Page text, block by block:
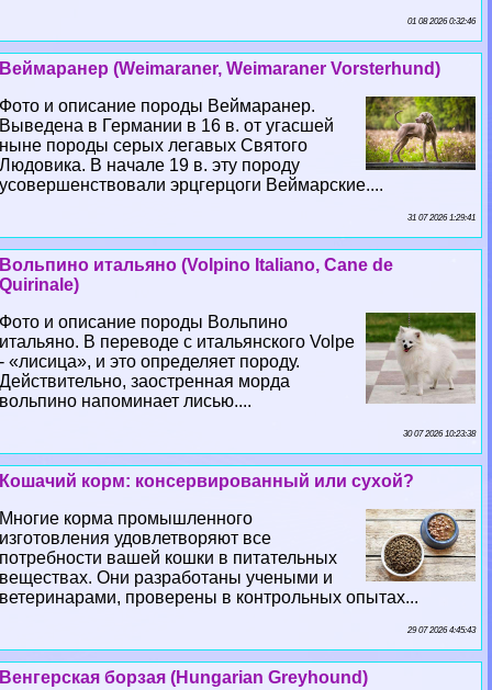
01 08 2026 0:32:46
Веймаранер (Weimaraner, Weimaraner Vorsterhund)
Фото и описание породы Веймаранер.
Выведена в Германии в 16 в. от угасшей
ныне породы серых легавых Святого
Людовика. В начале 19 в. эту породу
усовершенствовали эрцгерцоги Веймарские....
31 07 2026 1:29:41
Вольпино итальяно (Volpino Italiano, Cane de
Quirinale)
Фото и описание породы Вольпино
итальяно. В переводе с итальянского Volpe
- «лисица», и это определяет породу.
Действительно, заостренная морда
вольпино напоминает лисью....
30 07 2026 10:23:38
Кошачий корм: консервированный или сухой?
Многие корма промышленного
изготовления удовлетворяют все
потребности вашей кошки в питательных
веществах. Они разработаны учеными и
ветеринарами, проверены в контрольных опытах...
29 07 2026 4:45:43
Венгерская борзая (Hungarian Greyhound)